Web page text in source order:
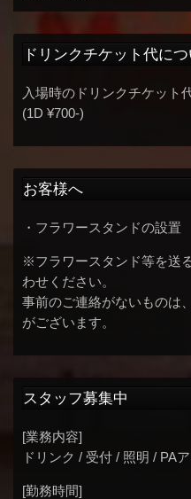
ドリンクチケット代に
入場時のドリンクチケット
(1D ¥700-)
お客様へ
・フラワースタンドの設置
※フラワースタンド等を送
わせください。
事前のご連絡がないものは
がございます。
スタッフ募集中
[業務内容]
ドリンク / 受付 / 照明 / PA
[勤務時間]